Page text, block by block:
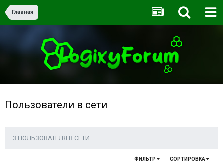
Главная
Пользователи в сети
3 ПОЛЬЗОВАТЕЛЯ В СЕТИ
СОРТИРОВКА
ФИЛЬТР